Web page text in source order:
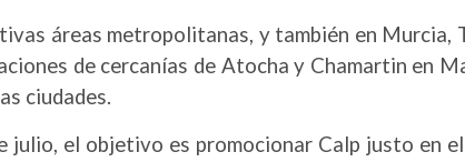
áreas metropolitanas, y también en Murcia,
de cercanías de Atocha y Chamartin en
ciudades.
el objetivo es promocionar Calp justo en